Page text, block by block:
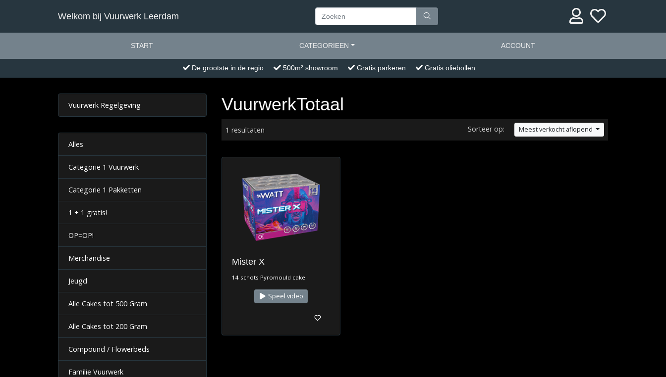
Welkom bij Vuurwerk Leerdam
START CATEGORIEEN ACCOUNT
De grootste in de regio 500m² showroom Gratis parkeren Gratis oliebollen
Vuurwerk Regelgeving
Alles
Categorie 1 Vuurwerk
Categorie 1 Pakketten
1 + 1 gratis!
OP=OP!
Merchandise
Jeugd
Alle Cakes tot 500 Gram
Alle Cakes tot 200 Gram
Compound / Flowerbeds
Familie Vuurwerk
VuurwerkTotaal
1 resultaten Sorteer op: Meest verkocht aflopend
Mister X
14 schots Pyromould cake
Speel video